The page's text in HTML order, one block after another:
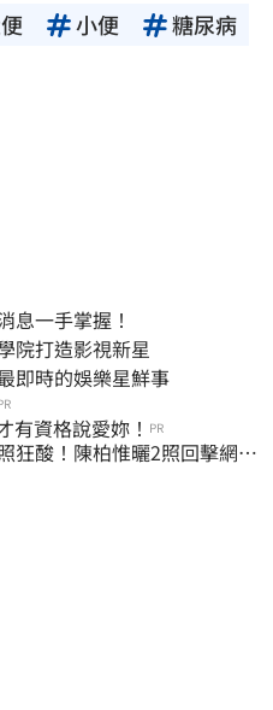
小便
糖尿病
一手掌握！
院打造影視新星
即時的娛樂星鮮事
有資格說愛妳！ PR
狂酸！陳柏惟曬2照回擊網笑